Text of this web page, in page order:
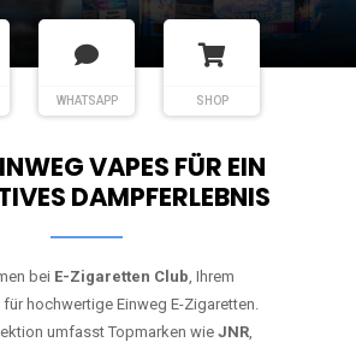
WHATSAPP SHOP
VAPES FÜR EIN
DAMPFERLEBNIS
bei E-Zigaretten Club, Ihrem
hochwertige Einweg E-Zigaretten.
umfasst Topmarken wie JNR,